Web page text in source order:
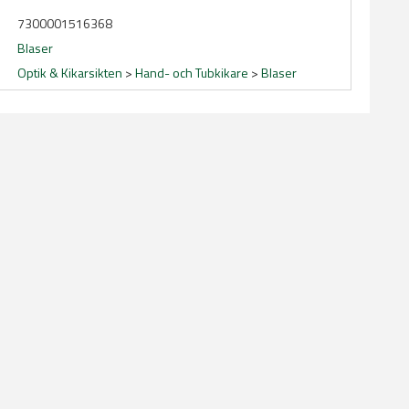
7300001516368
Blaser
Optik & Kikarsikten >Hand- och Tubkikare >Blaser